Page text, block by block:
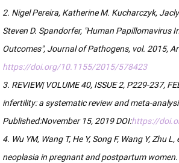
2. Nigel Pereira, Katherine M. Kucharczyk,
Steven D. Spandorfer, "Human Papillomavirus
Outcomes", Journal of Pathogens, vol. 2015,
https://doi.org/10.1155/2015/578423
3. REVIEW| VOLUME 40, ISSUE 2, P229-237,
infertility: a systematic review and meta-
Published:November 15, 2019 DOI:https://
4. Wu YM, Wang T, He Y, Song F, Wang Y,
neoplasia in pregnant and postpartum